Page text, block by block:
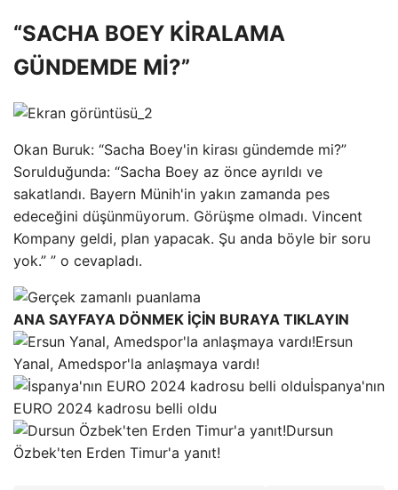
“SACHA BOEY KİRALAMA
GÜNDEMDE Mİ?”
Okan Buruk: “Sacha Boey'in kirası gündemde mi?”
Sorulduğunda: “Sacha Boey az önce ayrıldı ve
sakatlandı. Bayern Münih'in yakın zamanda pes
edeceğini düşünmüyorum. Görüşme olmadı. Vincent
Kompany geldi, plan yapacak. Şu anda böyle bir soru
yok.” ” o cevapladı.
ANA SAYFAYA DÖNMEK İÇİN BURAYA TIKLAYIN
Ersun
Yanal, Amedspor'la anlaşmaya vardı!
İspanya'nın
EURO 2024 kadrosu belli oldu
Dursun
Özbek'ten Erden Timur'a yanıt!